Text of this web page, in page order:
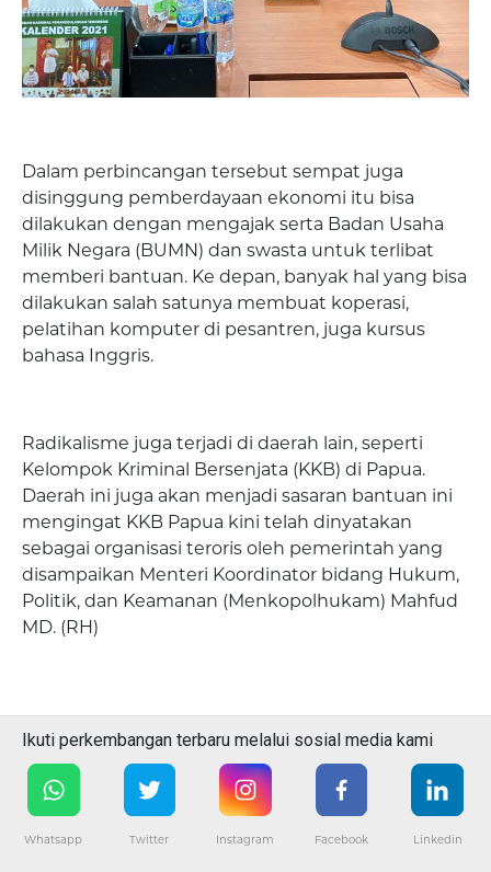
Dalam perbincangan tersebut sempat juga
disinggung pemberdayaan ekonomi itu bisa
dilakukan dengan mengajak serta Badan Usaha
Milik Negara (BUMN) dan swasta untuk terlibat
memberi bantuan. Ke depan, banyak hal yang bisa
dilakukan salah satunya membuat koperasi,
pelatihan komputer di pesantren, juga kursus
bahasa Inggris.
Radikalisme juga terjadi di daerah lain, seperti
Kelompok Kriminal Bersenjata (KKB) di Papua.
Daerah ini juga akan menjadi sasaran bantuan ini
mengingat KKB Papua kini telah dinyatakan
sebagai organisasi teroris oleh pemerintah yang
disampaikan Menteri Koordinator bidang Hukum,
Politik, dan Keamanan (Menkopolhukam) Mahfud
MD. (RH)
Ikuti perkembangan terbaru melalui sosial media kami
Whatsapp Twitter Instagram Facebook Linkedin